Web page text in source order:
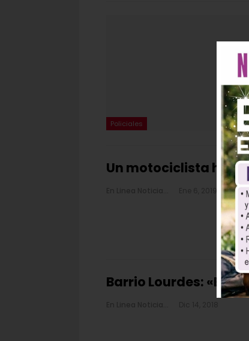
Policiales
Un motociclista
Barrio Lourdes: